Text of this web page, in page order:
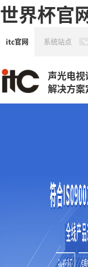
世界杯官
itc官网 系统站点
声光电
解决方案